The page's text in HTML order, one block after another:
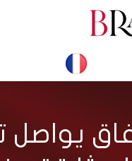
يواصل